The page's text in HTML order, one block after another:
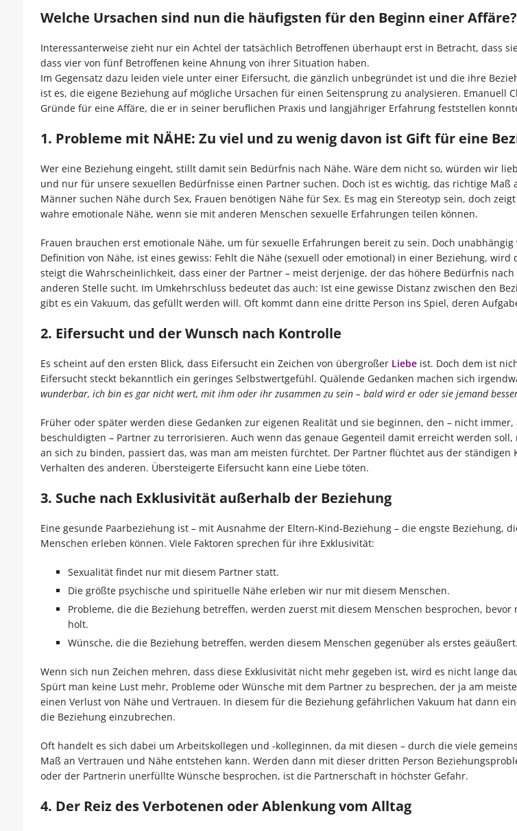
Welche Ursachen sind nun die häufigsten für den Beginn einer Affäre?
Interessanterweise zieht nur ein Achtel der tatsächlich Betroffenen überhaupt erst in Betracht, dass
dass vier von fünf Betroffenen keine Ahnung von ihrer Situation haben.
Im Gegensatz dazu leiden viele unter einer Eifersucht, die gänzlich unbegründet ist und die ihre
ist es, die eigene Beziehung auf mögliche Ursachen für einen Seitensprung zu analysieren. Emanuell
Gründe für eine Affäre, die er in seiner beruflichen Praxis und langjähriger Erfahrung feststellen
1. Probleme mit NÄHE: Zu viel und zu wenig davon ist Gift für eine
Wer eine Beziehung eingeht, stillt damit sein Bedürfnis nach Nähe. Wäre dem nicht so, würden wir
und nur für unsere sexuellen Bedürfnisse einen Partner suchen. Doch ist es wichtig, das richtige Maß
Männer suchen Nähe durch Sex, Frauen benötigen Nähe für Sex. Es mag ein Stereotyp sein, doch
wahre emotionale Nähe, wenn sie mit anderen Menschen sexuelle Erfahrungen teilen können.
Frauen brauchen erst emotionale Nähe, um für sexuelle Erfahrungen bereit zu sein. Doch
Definition von Nähe, ist eines gewiss: Fehlt die Nähe (sexuell oder emotional) in einer Beziehung, wird
steigt die Wahrscheinlichkeit, dass einer der Partner – meist derjenige, der das höhere Bedürfnis
anderen Stelle sucht. Im Umkehrschluss bedeutet das auch: Ist eine gewisse Distanz zwischen den
gibt es ein Vakuum, das gefüllt werden will. Oft kommt dann eine dritte Person ins Spiel, deren
2. Eifersucht und der Wunsch nach Kontrolle
Es scheint auf den ersten Blick, dass Eifersucht ein Zeichen von übergroßer Liebeist. Doch dem ist
Eifersucht steckt bekanntlich ein geringes Selbstwertgefühl. Quälende Gedanken machen sich
wunderbar, ich bin es gar nicht wert, mit ihm oder ihr zusammen zu sein – bald wird er oder sie jemand
Früher oder später werden diese Gedanken zur eigenen Realität und sie beginnen, den – nicht
beschuldigten – Partner zu terrorisieren. Auch wenn das genaue Gegenteil damit erreicht werden
an sich zu binden, passiert das, was man am meisten fürchtet. Der Partner flüchtet aus der
Verhalten des anderen. Übersteigerte Eifersucht kann eine Liebe töten.
3. Suche nach Exklusivität außerhalb der Beziehung
Eine gesunde Paarbeziehung ist – mit Ausnahme der Eltern-Kind-Beziehung – die engste Beziehung,
Menschen erleben können. Viele Faktoren sprechen für ihre Exklusivität:
Sexualität findet nur mit diesem Partner statt.
Die größte psychische und spirituelle Nähe erleben wir nur mit diesem Menschen.
Probleme, die die Beziehung betreffen, werden zuerst mit diesem Menschen besprochen, bevor
holt.
Wünsche, die die Beziehung betreffen, werden diesem Menschen gegenüber als erstes geäußert.
Wenn sich nun Zeichen mehren, dass diese Exklusivität nicht mehr gegeben ist, wird es nicht lange
Spürt man keine Lust mehr, Probleme oder Wünsche mit dem Partner zu besprechen, der ja am
einen Verlust von Nähe und Vertrauen. In diesem für die Beziehung gefährlichen Vakuum hat dann
die Beziehung einzubrechen.
Oft handelt es sich dabei um Arbeitskollegen und -kolleginnen, da mit diesen – durch die viele
Maß an Vertrauen und Nähe entstehen kann. Werden dann mit dieser dritten Person
oder der Partnerin unerfüllte Wünsche besprochen, ist die Partnerschaft in höchster Gefahr.
4. Der Reiz des Verbotenen oder Ablenkung vom Alltag